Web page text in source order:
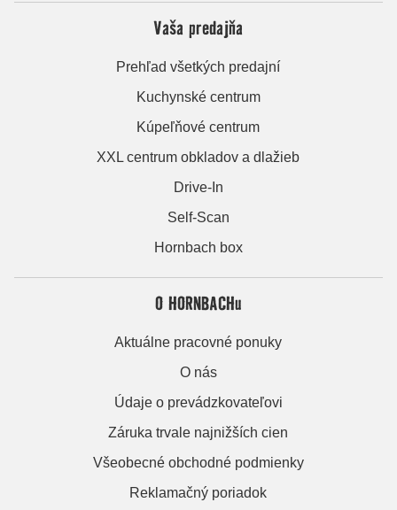
Vaša predajňa
Prehľad všetkých predajní
Kuchynské centrum
Kúpeľňové centrum
XXL centrum obkladov a dlažieb
Drive-In
Self-Scan
Hornbach box
O HORNBACHu
Aktuálne pracovné ponuky
O nás
Údaje o prevádzkovateľovi
Záruka trvale najnižších cien
Všeobecné obchodné podmienky
Reklamačný poriadok